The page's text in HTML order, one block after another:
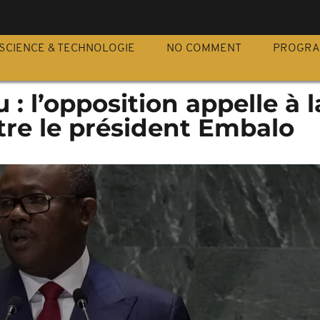
SCIENCE & TECHNOLOGIE NO COMMENT
: l’opposition appelle à
le président Embalo